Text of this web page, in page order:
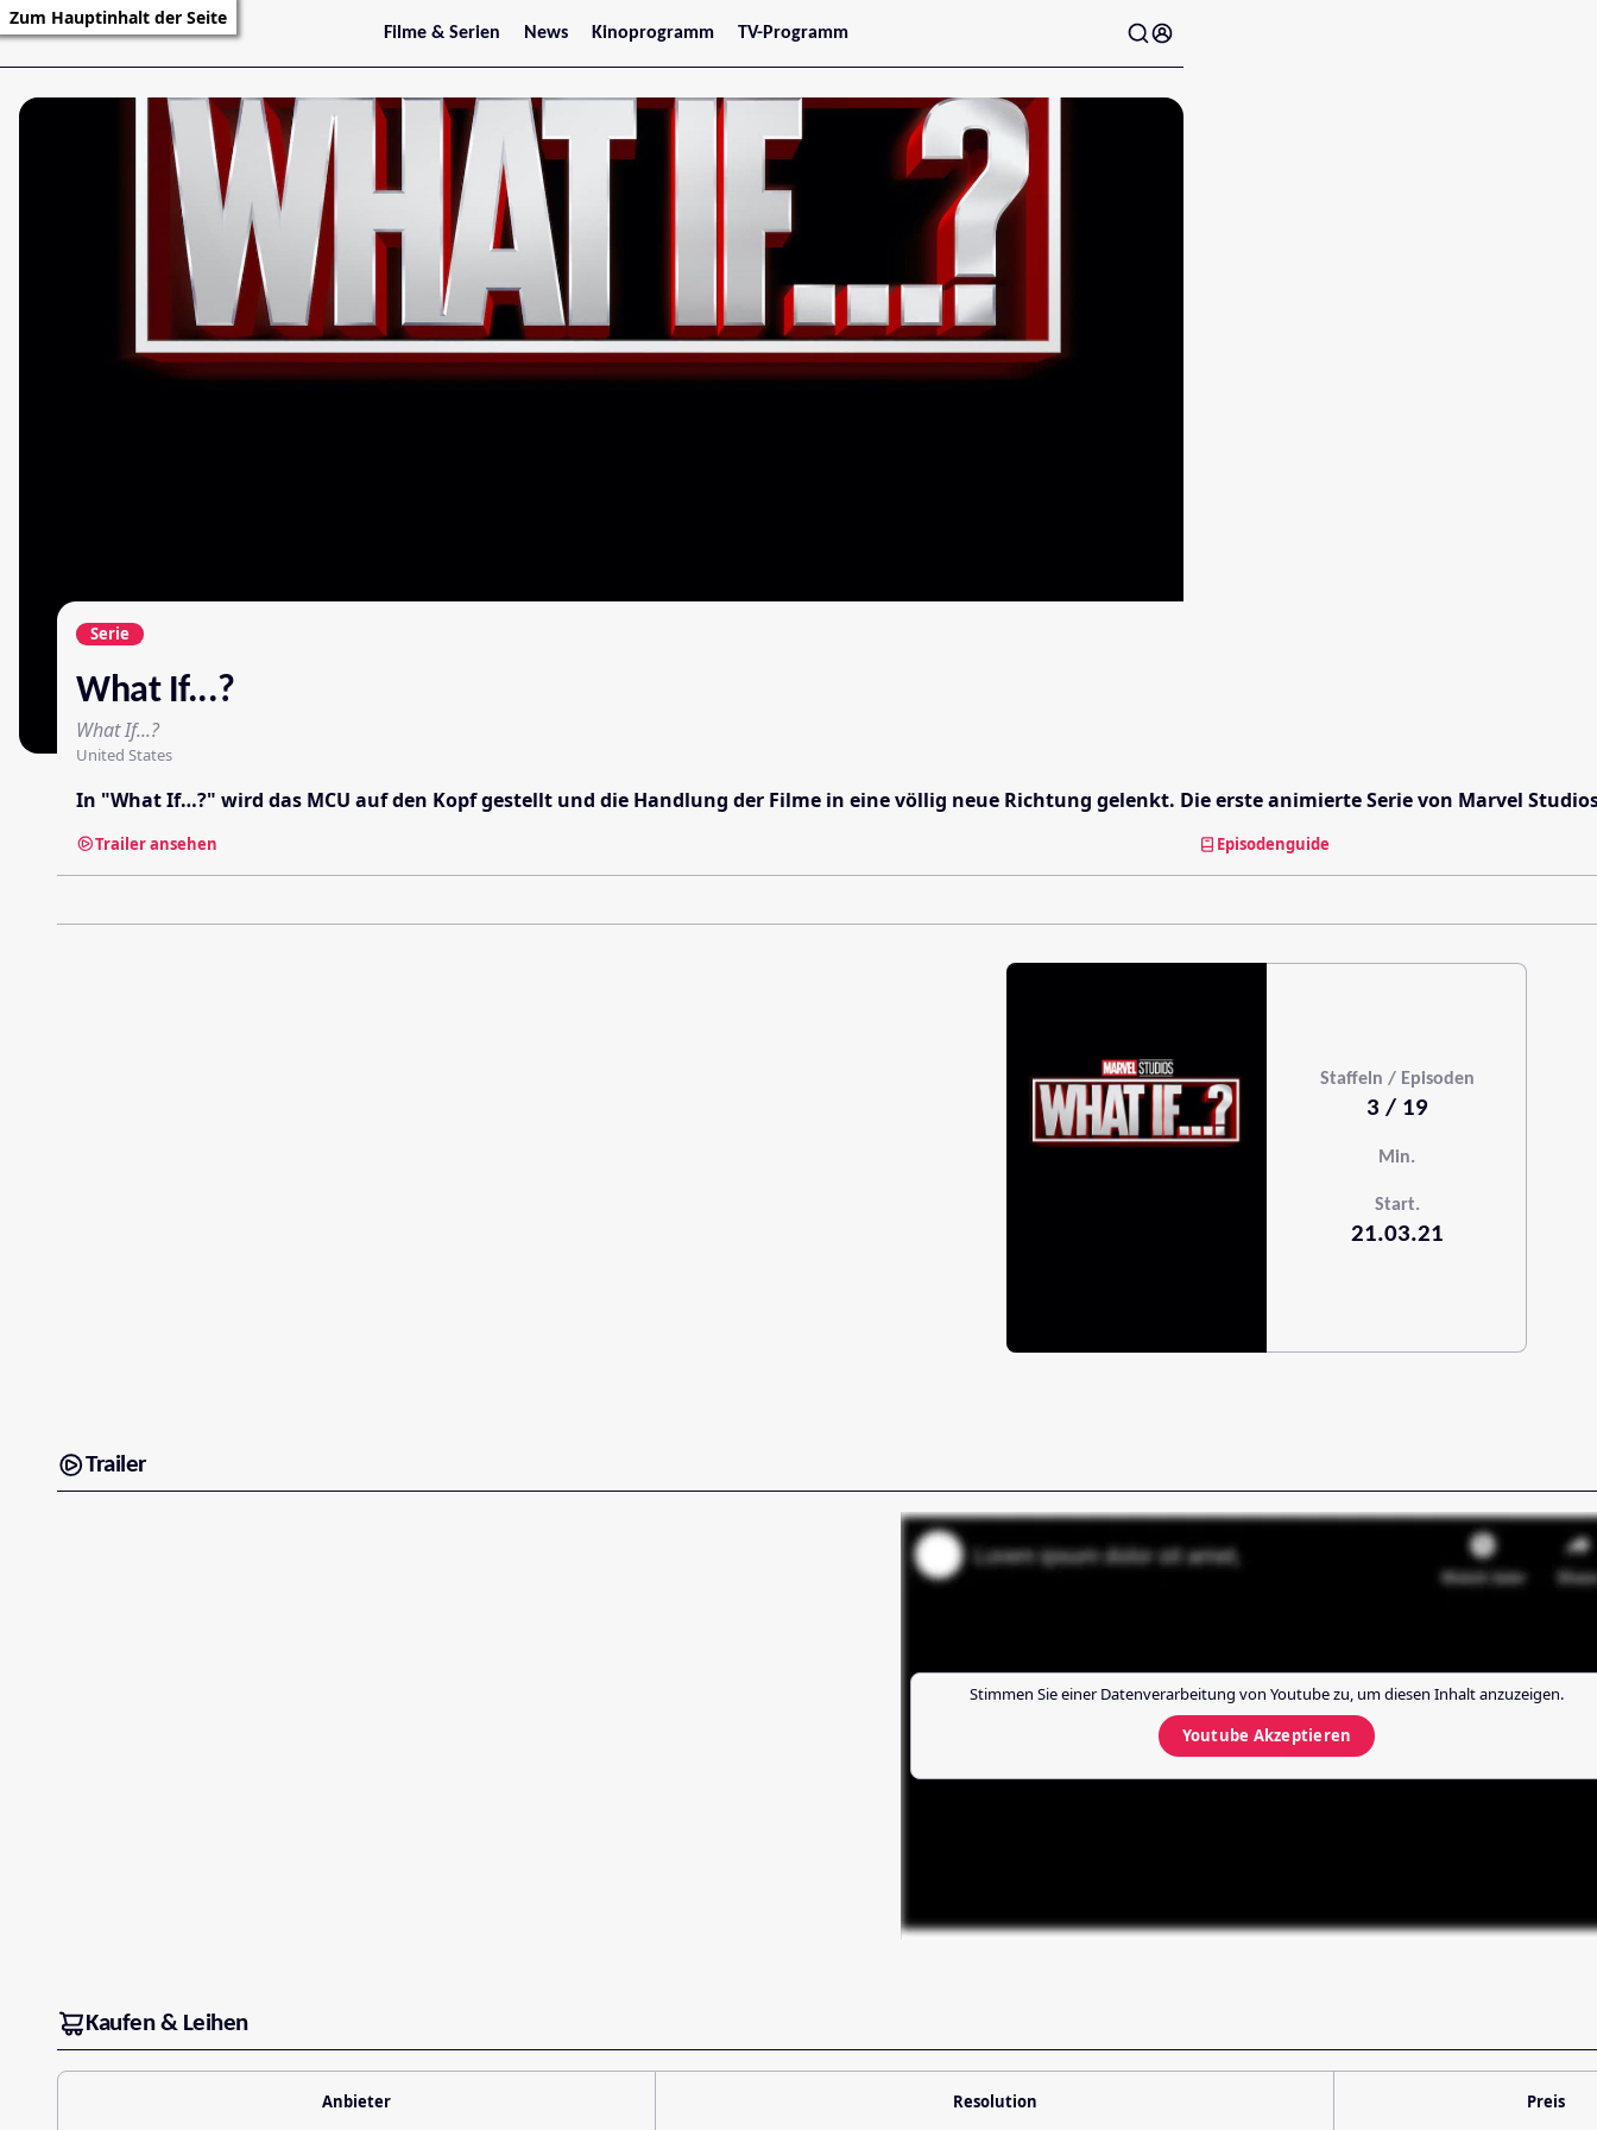
Zum Hauptinhalt der Seite
Filme & Serien
Trailer
Filmarchiv
Serienarchiv
News
Stars
Kinoprogramm
Jetzt im Kino
Wien
Niederösterreich
Oberösterreich
TV-Programm
Serie
What If...?
What If...?
United States
In "What If…?" wird das MCU auf den Kopf gestellt und die Handlung der Filme in eine völlig neue Richtung gelenkt. Die erste animierte Serie von Marvel
Trailer ansehen Episodenguide
Staffeln / Episoden
3 / 19
Min.
Start.
21.03.21
Trailer
Stimmen Sie einer Datenverarbeitung von Youtubezu, um diesen Inhalt anzuzeigen.
Youtube Akzeptieren
Kaufen & Leihen
Anbieter Resolution Preis